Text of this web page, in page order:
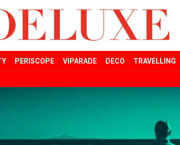
PERISCOPE VIPARADE DECO TRAVELLING